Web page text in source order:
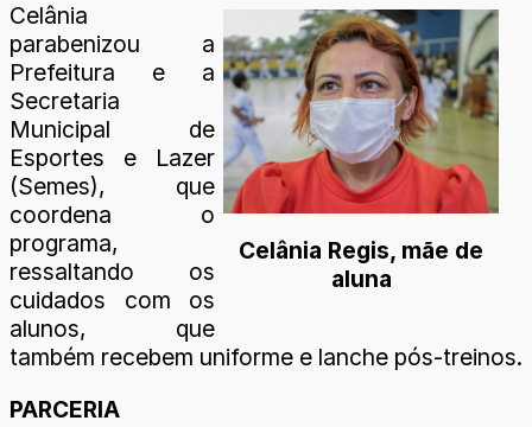
Celânia Regis, mãe de
aluna
Celânia
parabenizou a
Prefeitura e a
Secretaria
Municipal de
Esportes e Lazer
(Semes), que
coordena o
programa,
ressaltando os
cuidados com os
alunos, que
também recebem uniforme e lanche pós-treinos.
PARCERIA